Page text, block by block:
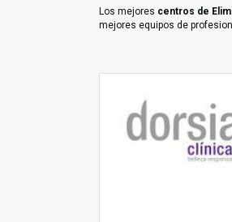
Los mejores centros de
mejores equipos de